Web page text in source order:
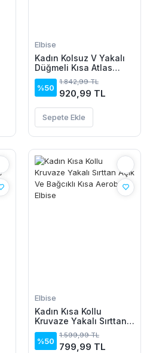
Elbise
Kadın Kolsuz V Yakalı
Düğmeli Kısa Atlas
Elbise
%50
1.842,99 TL
920,99 TL
Sepete Ekle
Elbise
Kadın Kısa Kollu
Kruvaze Yakalı Sırttan
Açık Ve Bağcıklı Kısa
Aerobin Elbise
%50
1.599,99 TL
799,99 TL